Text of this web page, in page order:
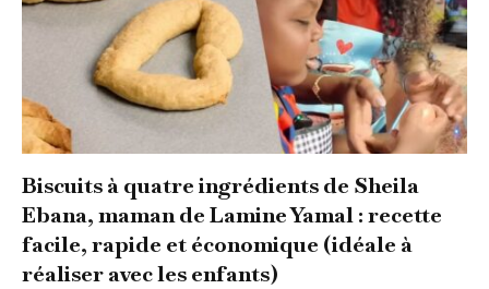
Biscuits à quatre ingrédients de Sheila
Ebana, maman de Lamine Yamal : recette
facile, rapide et économique (idéale à
réaliser avec les enfants)